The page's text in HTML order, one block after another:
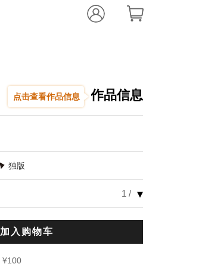
点击查看作品信息 作品信息
独版
▾
1 /
加入购物车
¥100
李佩琪
艺术家李佩琪
已逝现实在人